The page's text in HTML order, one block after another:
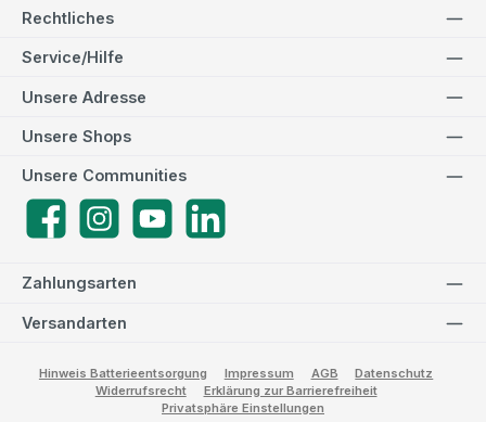
Rechtliches
Service/Hilfe
Zahlungsarten
Versandarten
Unsere Adresse
Unsere Communities
FacebookInstagramYouTube
Unsere Shops
Hinweis Batterieentsorgung Impressum AGB
Datenschutz
Widerrufsrecht
Erklärung zur Barrierefreiheit
Privatsphäre Einstellungen